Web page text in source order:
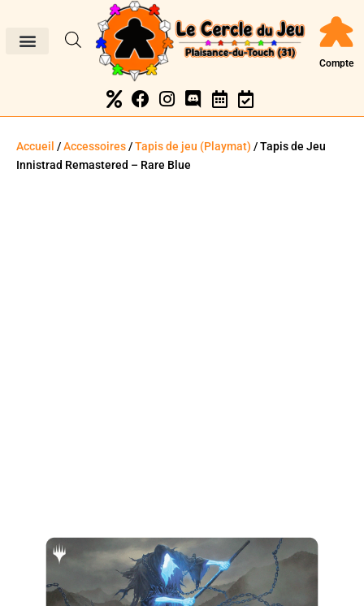
Compte
Accueil /Accessoires/Tapis de jeu (Playmat) / Tapis de Jeu
Innistrad Remastered – Rare Blue